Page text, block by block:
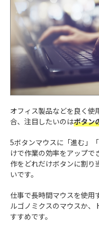
オフィス製品などを良く使
合、注目したいのはボタン
5ボタンマウスに「進む」
けで作業の効率をアップで
作をどれだけボタンに割り
いです。
仕事で長時間マウスを使用
ルゴノミクスのマウスか、
すすめです。